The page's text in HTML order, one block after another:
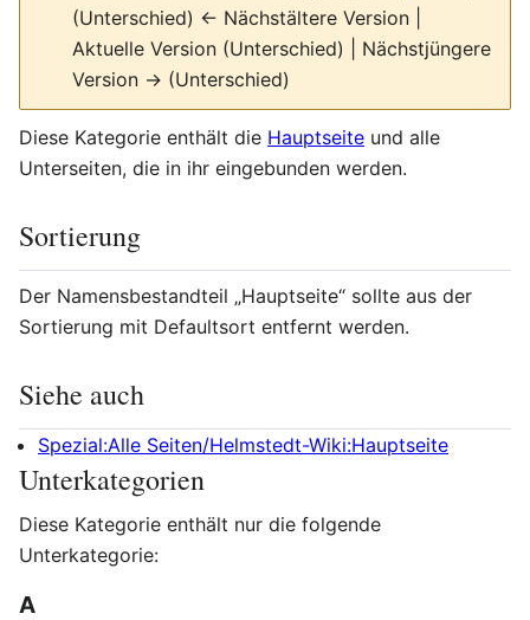
(Unterschied) ← Nächstältere Version |
Aktuelle Version (Unterschied) | Nächstjüngere
Version → (Unterschied)
Diese Kategorie enthält die Hauptseite und alle
Unterseiten, die in ihr eingebunden werden.
Sortierung
Der Namensbestandteil „Hauptseite“ sollte aus der
Sortierung mit Defaultsort entfernt werden.
Siehe auch
Spezial:Alle Seiten/Helmstedt-Wiki:Hauptseite
Unterkategorien
Diese Kategorie enthält nur die folgende
Unterkategorie:
A